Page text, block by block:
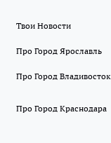
Твои Новости
Про Город Ярославль
Про Город Владивосток
Про Город Краснодара